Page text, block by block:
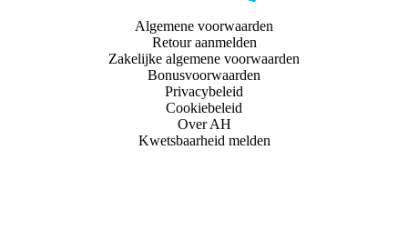
Algemene voorwaarden
Retour aanmelden
Zakelijke algemene voorwaarden
Bonusvoorwaarden
Privacybeleid
Cookiebeleid
Over AH
Kwetsbaarheid melden